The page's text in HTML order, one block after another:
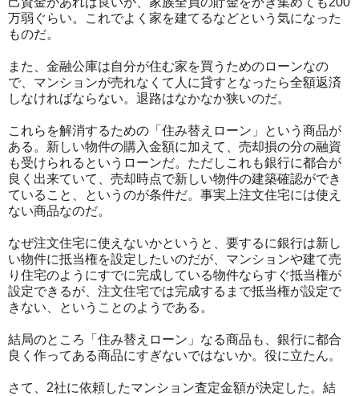
万弱ぐらい。これでよく家を建てるなどという気になった
ものだ。
また、金融公庫は自分が住む家を買うためのローンなの
で、マンションが売れなくて人に貸すとなったら全額返済
しなければならない。退路はなかなか狭いのだ。
これらを解消するための「住み替えローン」という商品が
ある。新しい物件の購入金額に加えて、売却損の分の融資
も受けられるというローンだ。ただしこれも銀行に都合が
良く出来ていて、売却時点で新しい物件の建築確認ができ
ていること、というのが条件だ。事実上注文住宅には使え
ない商品なのだ。
なぜ注文住宅に使えないかというと、要するに銀行は新し
い物件に抵当権を設定したいのだが、マンションや建て売
り住宅のようにすでに完成している物件ならすぐ抵当権が
設定できるが、注文住宅では完成するまで抵当権が設定で
きない、ということのようである。
結局のところ「住み替えローン」なる商品も、銀行に都合
良く作ってある商品にすぎないではないか。役に立たん。
さて、2社に依頼したマンション査定金額が決定した。結